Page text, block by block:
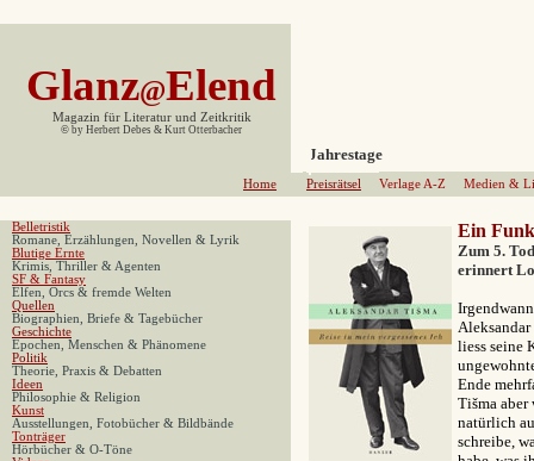
Glanz@Elend
Magazin für Literatur und Zeitkritik
© by Herbert Debes & Kurt Otterbacher
Jahrestage
Home Preisrätsel Verlage A-Z Medien &
Belletristik
Romane, Erzählungen, Novellen & Lyrik
Blutige Ernte
Krimis, Thriller & Agenten
SF & Fantasy
Elfen, Orcs & fremde Welten
Quellen
Biographien, Briefe & Tagebücher
Geschichte
Epochen, Menschen & Phänomene
Politik
Theorie, Praxis & Debatten
Ideen
Philosophie & Religion
Kunst
Ausstellungen, Fotobücher & Bildbände
Tonträger
Hörbücher & O-Töne
Ein
Zum 5.
erinnert
Aleksandar
liess seine
Ende
Tišma
natürlich
schreibe,